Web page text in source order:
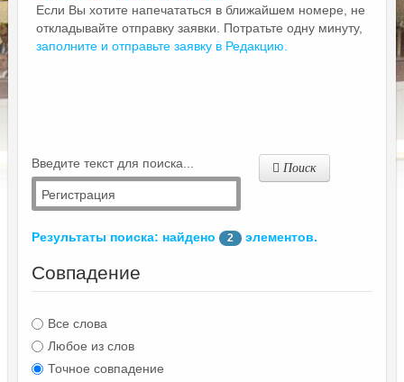
Если Вы хотите напечататься в ближайшем номере, не
откладывайте отправку заявки. Потратьте одну минуту,
заполните и отправьте заявку в Редакцию.
Введите текст для поиска... Поиск
Результаты поиска: найдено 2 элементов.
Совпадение
Все слова
Любое из слов
Точное совпадение